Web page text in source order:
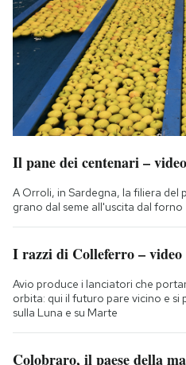
Il pane dei centenari – video
A Orroli, in Sardegna, la filiera del
grano dal seme all'uscita dal forno
I razzi di Colleferro – video
Avio produce i lanciatori che
orbita: qui il futuro pare vicino e si
sulla Luna e su Marte
Colobraro, il paese della